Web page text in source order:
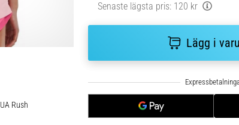
Senaste lägsta pris: 120 kr
Lägg i
Rush